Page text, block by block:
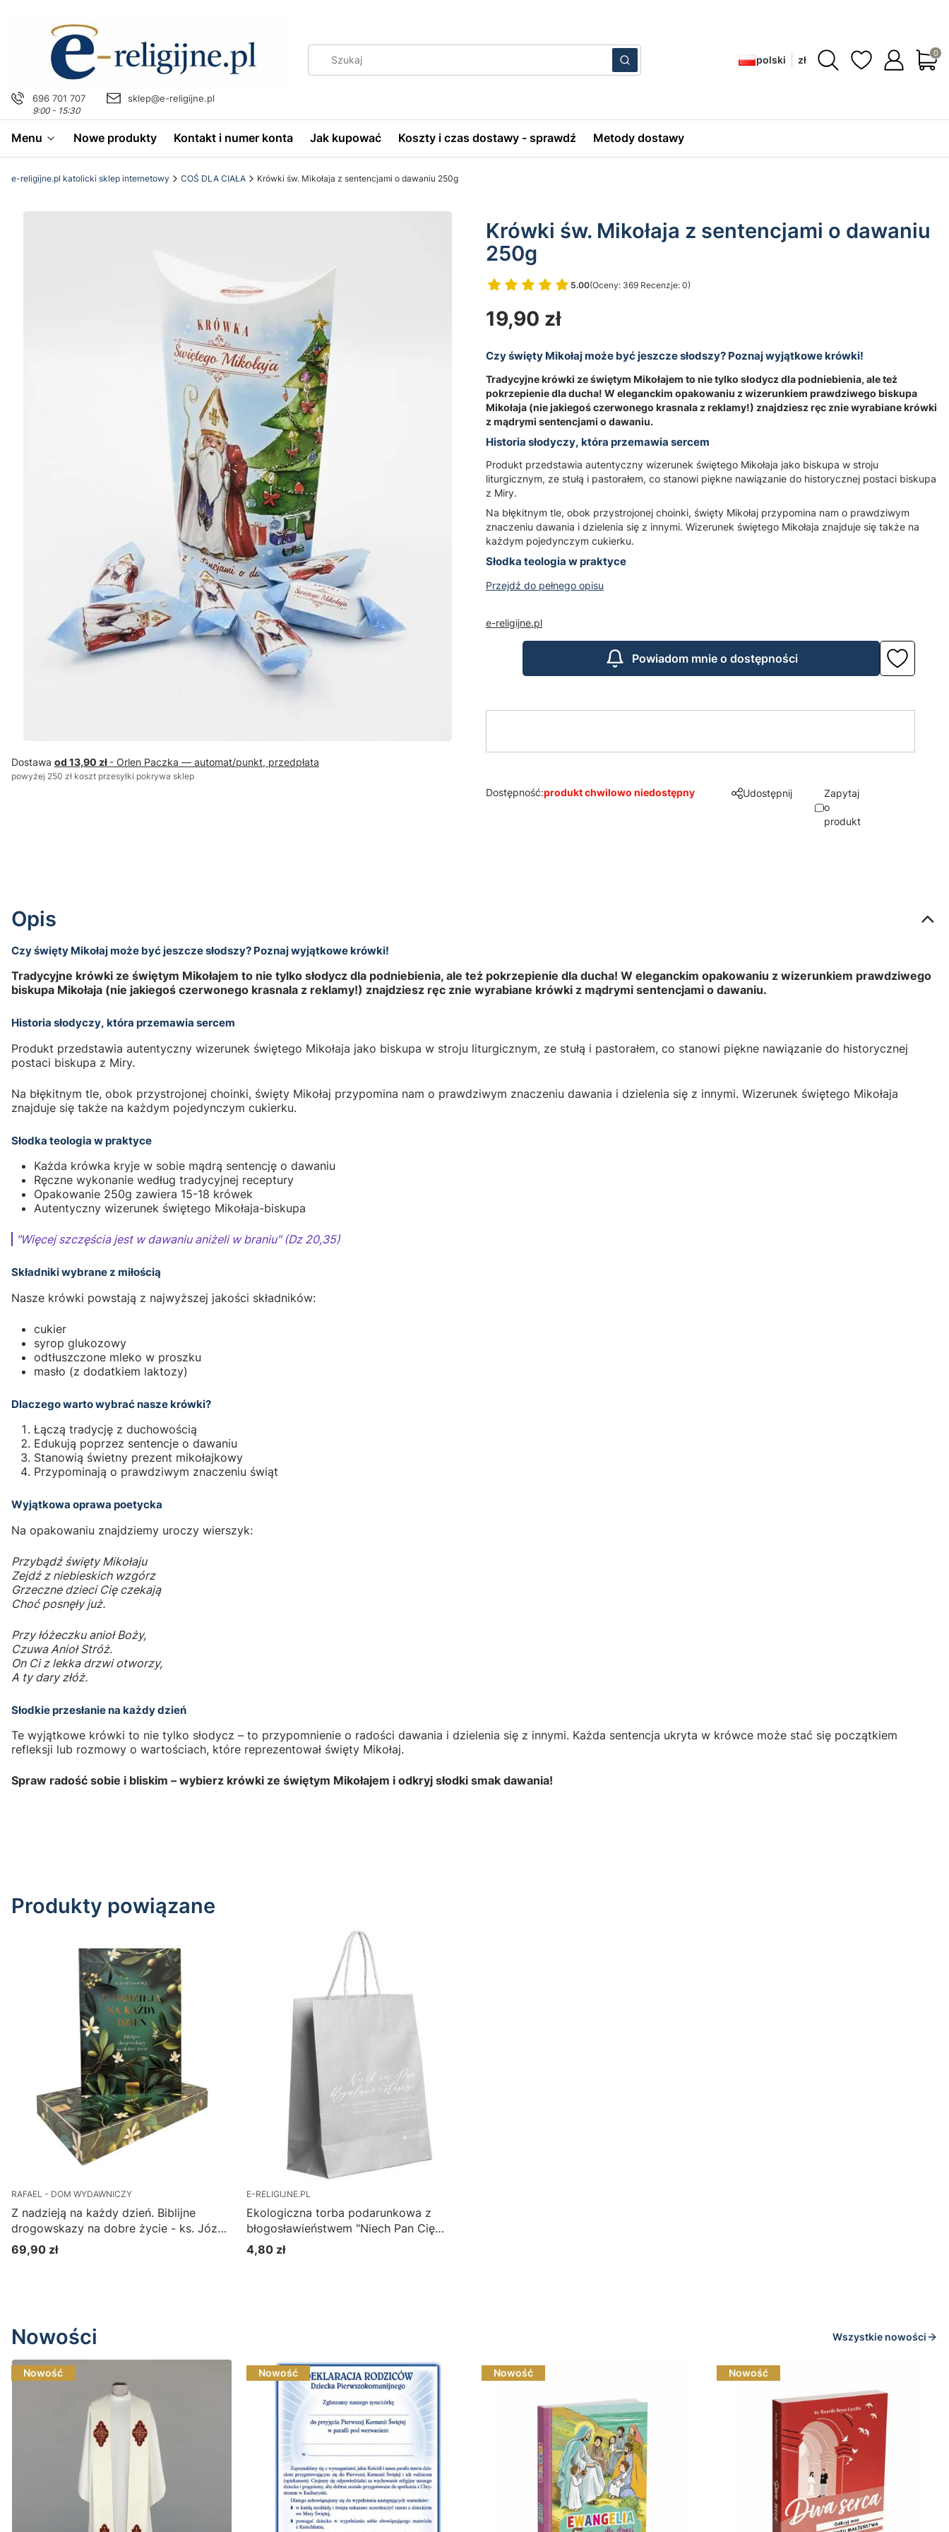
696 701 707
9:00 - 15:30
sklep@e-religijne.pl
WyczyśćSzukaj polski zł
Menu Nowe produkty Kontakt i numer konta Jak kupować Koszty i czas dostawy - sprawdź Metody dostawy
e-religijne.pl katolicki sklep internetowy COŚ DLA CIAŁA Krówki św. Mikołaja z sentencjami o dawaniu 250g
Dostawa od 13,90 zł - Orlen Paczka — automat/punkt, przedpłata
powyżej 250 zł koszt przesyłki pokrywa sklep
Krówki św. Mikołaja z sentencjami o dawaniu
250g
5.00(Oceny: 369 Recenzje: 0)
Przejdź do sekcji Opinie
Cena
19,90 zł
Czy święty Mikołaj może być jeszcze słodszy? Poznaj wyjątkowe krówki!
Tradycyjne krówki ze świętym Mikołajem to nie tylko słodycz dla podniebienia, ale też
pokrzepienie dla ducha! W eleganckim opakowaniu z wizerunkiem prawdziwego biskupa
Mikołaja (nie jakiegoś czerwonego krasnala z reklamy!) znajdziesz ręc znie wyrabiane krówki
z mądrymi sentencjami o dawaniu.
Historia słodyczy, która przemawia sercem
Produkt przedstawia autentyczny wizerunek świętego Mikołaja jako biskupa w stroju
liturgicznym, ze stułą i pastorałem, co stanowi piękne nawiązanie do historycznej postaci biskupa
z Miry.
Na błękitnym tle, obok przystrojonej choinki, święty Mikołaj przypomina nam o prawdziwym
znaczeniu dawania i dzielenia się z innymi. Wizerunek świętego Mikołaja znajduje się także na
każdym pojedynczym cukierku.
Słodka teologia w praktyce
Przejdź do pełnego opisu
e-religijne.pl
Powiadom mnie o dostępności
Dostępność:produkt chwilowo niedostępny Udostępnij
Zapytaj
o
produkt
Opis
Czy święty Mikołaj może być jeszcze słodszy? Poznaj wyjątkowe krówki!
Tradycyjne krówki ze świętym Mikołajem to nie tylko słodycz dla podniebienia, ale też pokrzepienie dla ducha! W eleganckim opakowaniu z wizerunkiem prawdziwego
biskupa Mikołaja (nie jakiegoś czerwonego krasnala z reklamy!) znajdziesz ręc znie wyrabiane krówki z mądrymi sentencjami o dawaniu.
Historia słodyczy, która przemawia sercem
Produkt przedstawia autentyczny wizerunek świętego Mikołaja jako biskupa w stroju liturgicznym, ze stułą i pastorałem, co stanowi piękne nawiązanie do historycznej
postaci biskupa z Miry.
Na błękitnym tle, obok przystrojonej choinki, święty Mikołaj przypomina nam o prawdziwym znaczeniu dawania i dzielenia się z innymi. Wizerunek świętego Mikołaja
znajduje się także na każdym pojedynczym cukierku.
Słodka teologia w praktyce
Każda krówka kryje w sobie mądrą sentencję o dawaniu
Ręczne wykonanie według tradycyjnej receptury
Opakowanie 250g zawiera 15-18 krówek
Autentyczny wizerunek świętego Mikołaja-biskupa
"Więcej szczęścia jest w dawaniu aniżeli w braniu" (Dz 20,35)
Składniki wybrane z miłością
Nasze krówki powstają z najwyższej jakości składników:
cukier
syrop glukozowy
odtłuszczone mleko w proszku
masło (z dodatkiem laktozy)
Dlaczego warto wybrać nasze krówki?
Łączą tradycję z duchowością
Edukują poprzez sentencje o dawaniu
Stanowią świetny prezent mikołajkowy
Przypominają o prawdziwym znaczeniu świąt
Wyjątkowa oprawa poetycka
Na opakowaniu znajdziemy uroczy wierszyk:
Przybądź święty Mikołaju
Zejdź z niebieskich wzgórz
Grzeczne dzieci Cię czekają
Choć posnęły już.
Przy łóżeczku anioł Boży,
Czuwa Anioł Stróż.
On Ci z lekka drzwi otworzy,
A ty dary złóż.
Słodkie przesłanie na każdy dzień
Te wyjątkowe krówki to nie tylko słodycz – to przypomnienie o radości dawania i dzielenia się z innymi. Każda sentencja ukryta w krówce może stać się początkiem
refleksji lub rozmowy o wartościach, które reprezentował święty Mikołaj.
Spraw radość sobie i bliskim – wybierz krówki ze świętym Mikołajem i odkryj słodki smak dawania!
Produkty powiązane
RAFAEL - DOM WYDAWNICZY
Z nadzieją na każdy dzień. Biblijne
drogowskazy na dobre życie - ks. Józef
Gaweł SJ
Cena
69,90 zł
E-RELIGIJNE.PL
Ekologiczna torba podarunkowa z
błogosławieństwem "Niech Pan Cię
błogosławi" ... SZPA/0013
Cena
4,80 zł
Nowości Wszystkie nowości
Nowość Nowość Nowość Nowość